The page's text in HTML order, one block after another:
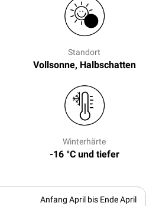
Standort
Vollsonne, Halbschatten
Winterhärte
-16 °C und tiefer
Anfang April bis Ende April